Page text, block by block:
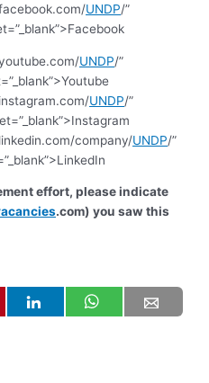
UNDP/”
UNDP/”
UNDP/”
company/UNDP/”
effort, please indicate
.com) you saw this